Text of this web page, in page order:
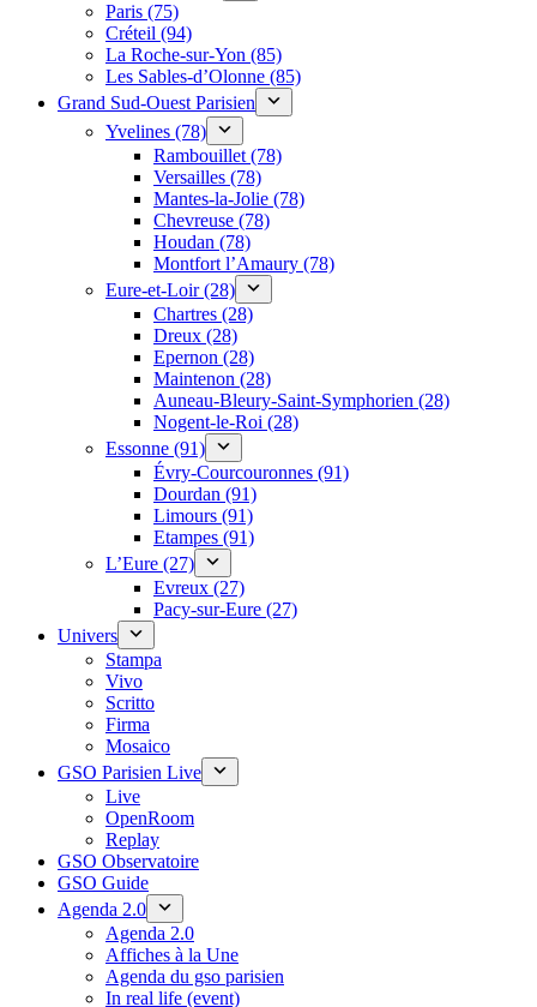
Paris (75)
Créteil (94)
La Roche-sur-Yon (85)
Les Sables-d’Olonne (85)
Grand Sud-Ouest Parisien
Yvelines (78)
Rambouillet (78)
Versailles (78)
Mantes-la-Jolie (78)
Chevreuse (78)
Houdan (78)
Montfort l’Amaury (78)
Eure-et-Loir (28)
Chartres (28)
Dreux (28)
Epernon (28)
Maintenon (28)
Auneau-Bleury-Saint-Symphorien (28)
Nogent-le-Roi (28)
Essonne (91)
Évry-Courcouronnes (91)
Dourdan (91)
Limours (91)
Etampes (91)
L’Eure (27)
Evreux (27)
Pacy-sur-Eure (27)
Univers
Stampa
Vivo
Scritto
Firma
Mosaico
GSO Parisien Live
Live
OpenRoom
Replay
GSO Observatoire
GSO Guide
Agenda 2.0
Agenda 2.0
Affiches à la Une
Agenda du gso parisien
In real life (event)